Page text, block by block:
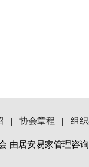
| 协会章程 | 组
由居安易家管理咨